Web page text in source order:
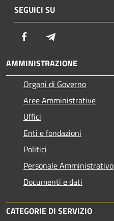
SEGUICI SU
Facebook
AMMINISTRAZIONE
Organi di Governo
Aree Amministrative
Uffici
Enti e fondazioni
Politici
Personale Amministrativo
Documenti e dati
CATEGORIE DI SERVIZIO